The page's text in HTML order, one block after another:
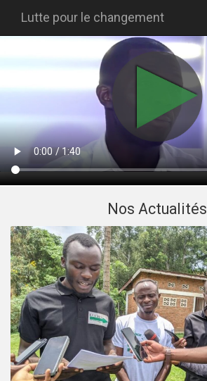
Lutte pour le changement
Nos Actualités